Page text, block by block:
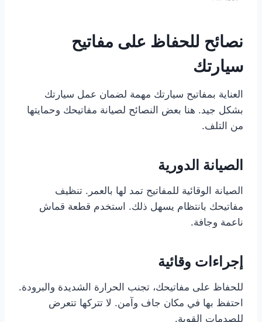
نصائح للحفاظ على مفاتيح
سيارتك
العناية بمفاتيح سيارتك مهمة لضمان عمل سيارتك
بشكل جيد. هنا بعض النصائح لصيانة مفاتيحك وحمايتها
من التلف.
الصيانة الدورية
الصيانة الوقائية للمفاتيح تمد لها بالعمر. تنظيف
مفاتيحك بانتظام يسهل ذلك. استخدم قطعة قماش
ناعمة وجافة.
إجراءات وقائية
للحفاظ على مفاتيحك، تجنب الحرارة الشديدة والبرودة.
احتفظ بها في مكان جاف وآمن. لا تتركها تتعرض
للصدمات القوية.